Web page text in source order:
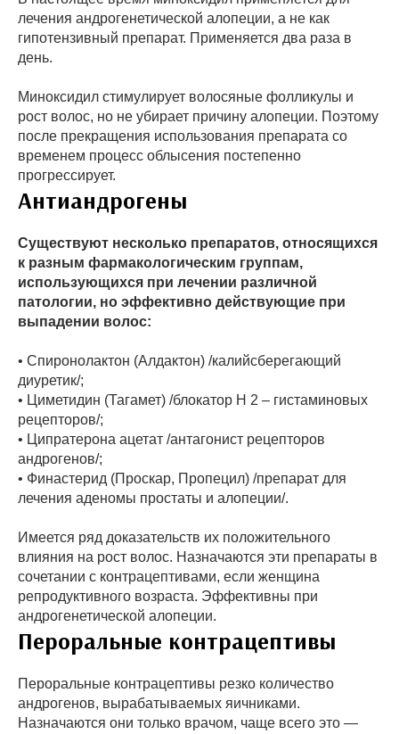
лечения андрогенетической алопеции, а не как
гипотензивный препарат. Применяется два раза в
день.
Миноксидил стимулирует волосяные фолликулы и
рост волос, но не убирает причину алопеции. Поэтому
после прекращения использования препарата со
временем процесс облысения постепенно
прогрессирует.
Антиандрогены
Существуют несколько препаратов, относящихся
к разным фармакологическим группам,
использующихся при лечении различной
патологии, но эффективно действующие при
выпадении волос:
• Спиронолактон (Алдактон) /калийсберегающий
диуретик/;
• Циметидин (Тагамет) /блокатор Н 2 – гистаминовых
рецепторов/;
• Ципратерона ацетат /антагонист рецепторов
андрогенов/;
• Финастерид (Проскар, Пропецил) /препарат для
лечения аденомы простаты и алопеции/.
Имеется ряд доказательств их положительного
влияния на рост волос. Назначаются эти препараты в
сочетании с контрацептивами, если женщина
репродуктивного возраста. Эффективны при
андрогенетической алопеции.
Пероральные контрацептивы
Пероральные контрацептивы резко количество
андрогенов, вырабатываемых яичниками.
Назначаются они только врачом, чаще всего это —